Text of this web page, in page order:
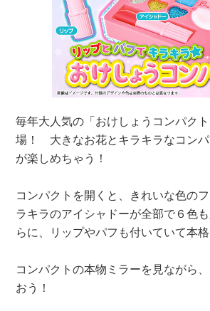
毎年大人気の「おけしょうコンパク
場！ 大きなお花とキラキラなコン
が楽しめちゃう！
コンパクトを開くと、きれいな色の
ラキラのアイシャドーが全部で６色
らに、リップやパフも付いていて本格
コンパクトの本物ミラーを見ながら
おう！